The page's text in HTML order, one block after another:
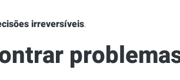
irreversíveis.